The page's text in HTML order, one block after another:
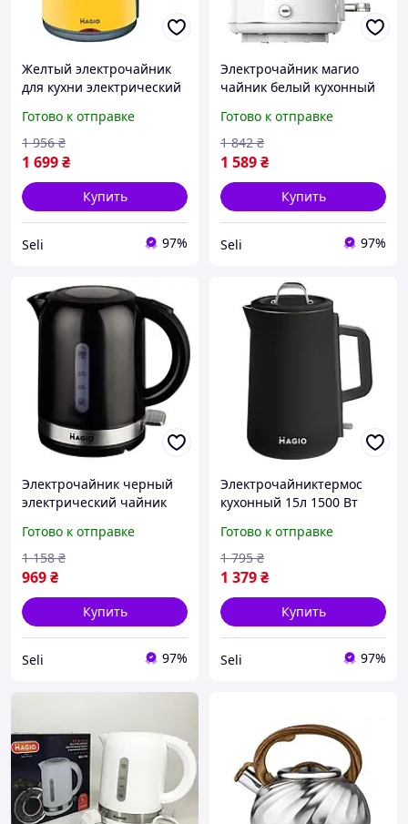
Желтый электрочайник
для кухни электрический
жовтий електрочайник
для кухні електричний
чайник MAGIO MG976
Готово к отправке
1 699₴
1 956 ₴
Купить
Seli 97%
Электрочайник магио
чайник белый кухонный
магіо чайник білий
кухонний Magio
Готово к отправке
1 589₴
1 842 ₴
Купить
Seli 97%
Электрочайник черный
электрический чайник
Електрочайник чорний
електричний чайник
Magio MG111 1л
Готово к отправке
969₴
1 158 ₴
Купить
Seli 97%
Электрочайниктермос
кухонный 15л 1500 Вт
черный MAGIO Seli
Електрочайниктермос
кухонний 15л 1500 Вт
нержавіюча
Готово к отправке
1 379₴
1 795 ₴
Купить
Seli 97%